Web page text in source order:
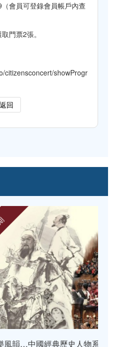
會員可登錄會員帳戶內查
門票2張。
citizensconcert/showProgr
返回
史人物系列』民族音樂會